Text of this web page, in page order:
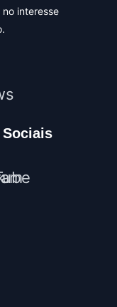
interesse
Sociais